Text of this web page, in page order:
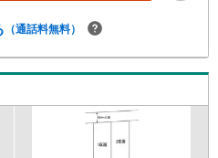
タイル。・ぜひご相談ください。◎
たい方におすすめです。
（通話料無料）